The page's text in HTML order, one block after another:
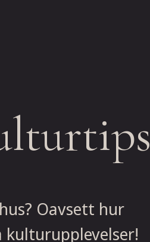
Oavsett hur